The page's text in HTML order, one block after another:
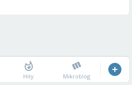
Hity Mikroblog